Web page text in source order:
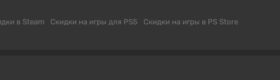
в Steam Скидки на игры для PS5
Скидки на игры в PS Store